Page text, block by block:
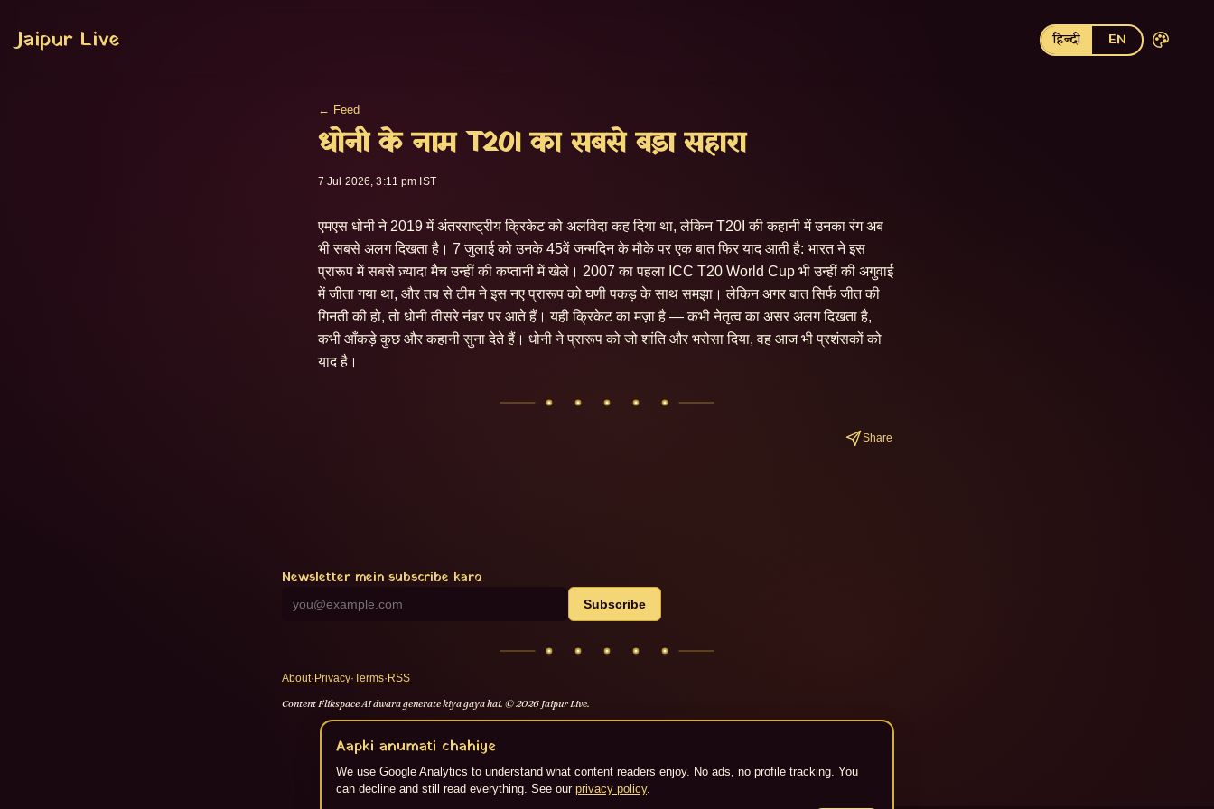
Jaipur Live हिन्दी EN
← Feed
धोनी के नाम T20I का सबसे बड़ा सहारा
7 Jul 2026, 3:11 pm IST
एमएस धोनी ने 2019 में अंतरराष्ट्रीय क्रिकेट को अलविदा कह दिया था, लेकिन T20I की कहानी में उनका रंग अब
भी सबसे अलग दिखता है। 7 जुलाई को उनके 45वें जन्मदिन के मौके पर एक बात फिर याद आती है: भारत ने इस
प्रारूप में सबसे ज़्यादा मैच उन्हीं की कप्तानी में खेले। 2007 का पहला ICC T20 World Cup भी उन्हीं की अगुवाई
में जीता गया था, और तब से टीम ने इस नए प्रारूप को घणी पकड़ के साथ समझा। लेकिन अगर बात सिर्फ जीत की
गिनती की हो, तो धोनी तीसरे नंबर पर आते हैं। यही क्रिकेट का मज़ा है — कभी नेतृत्व का असर अलग दिखता है,
कभी आँकड़े कुछ और कहानी सुना देते हैं। धोनी ने प्रारूप को जो शांति और भरोसा दिया, वह आज भी प्रशंसकों को
याद है।
Share
Newsletter mein subscribe karo
Subscribe
About· Privacy·Terms· RSS
Content Flikspace AI dwara generate kiya gaya hai. ©2026 Jaipur Live.
Aapki anumati chahiye
We use Google Analytics to understand what content readers enjoy. No ads, no profile tracking. You
can decline and still read everything. See our privacy policy.